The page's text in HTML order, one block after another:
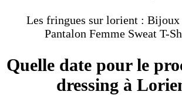
Les fringues sur lorient : Bijoux
Pantalon Femme Sweat T-
Quelle date pour le
dressing à